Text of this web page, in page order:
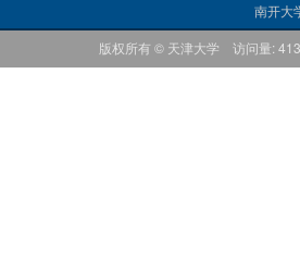
南开大
版权所有 © 天津大学 访问量: